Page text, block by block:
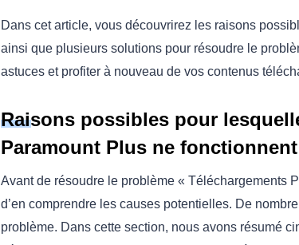
Dans cet article, vous découvrirez les raisons
ainsi que plusieurs solutions pour résoudre le
astuces et profiter à nouveau de vos contenus
Raisons possibles pour
Paramount Plus ne
Avant de résoudre le problème « Téléchargements
d’en comprendre les causes potentielles. De
problème. Dans cette section, nous avons résumé